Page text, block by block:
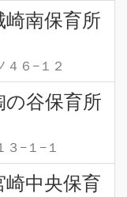
南保育所
４６−１２
谷保育所
３−１−１
中央保育